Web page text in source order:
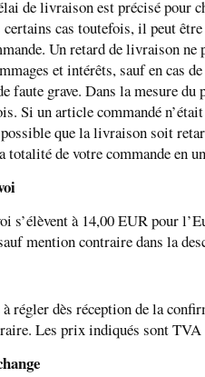
de livraison est précisé pour
certains cas toutefois, il peut
Un retard de livraison ne
et intérêts, sauf en cas
faute grave. Dans la mesure
Si un article commandé
que la livraison soit
totalité de votre commande en
s’élèvent à 14,00 EUR pour
mention contraire dans la
régler dès réception de la
Les prix indiqués sont TVA